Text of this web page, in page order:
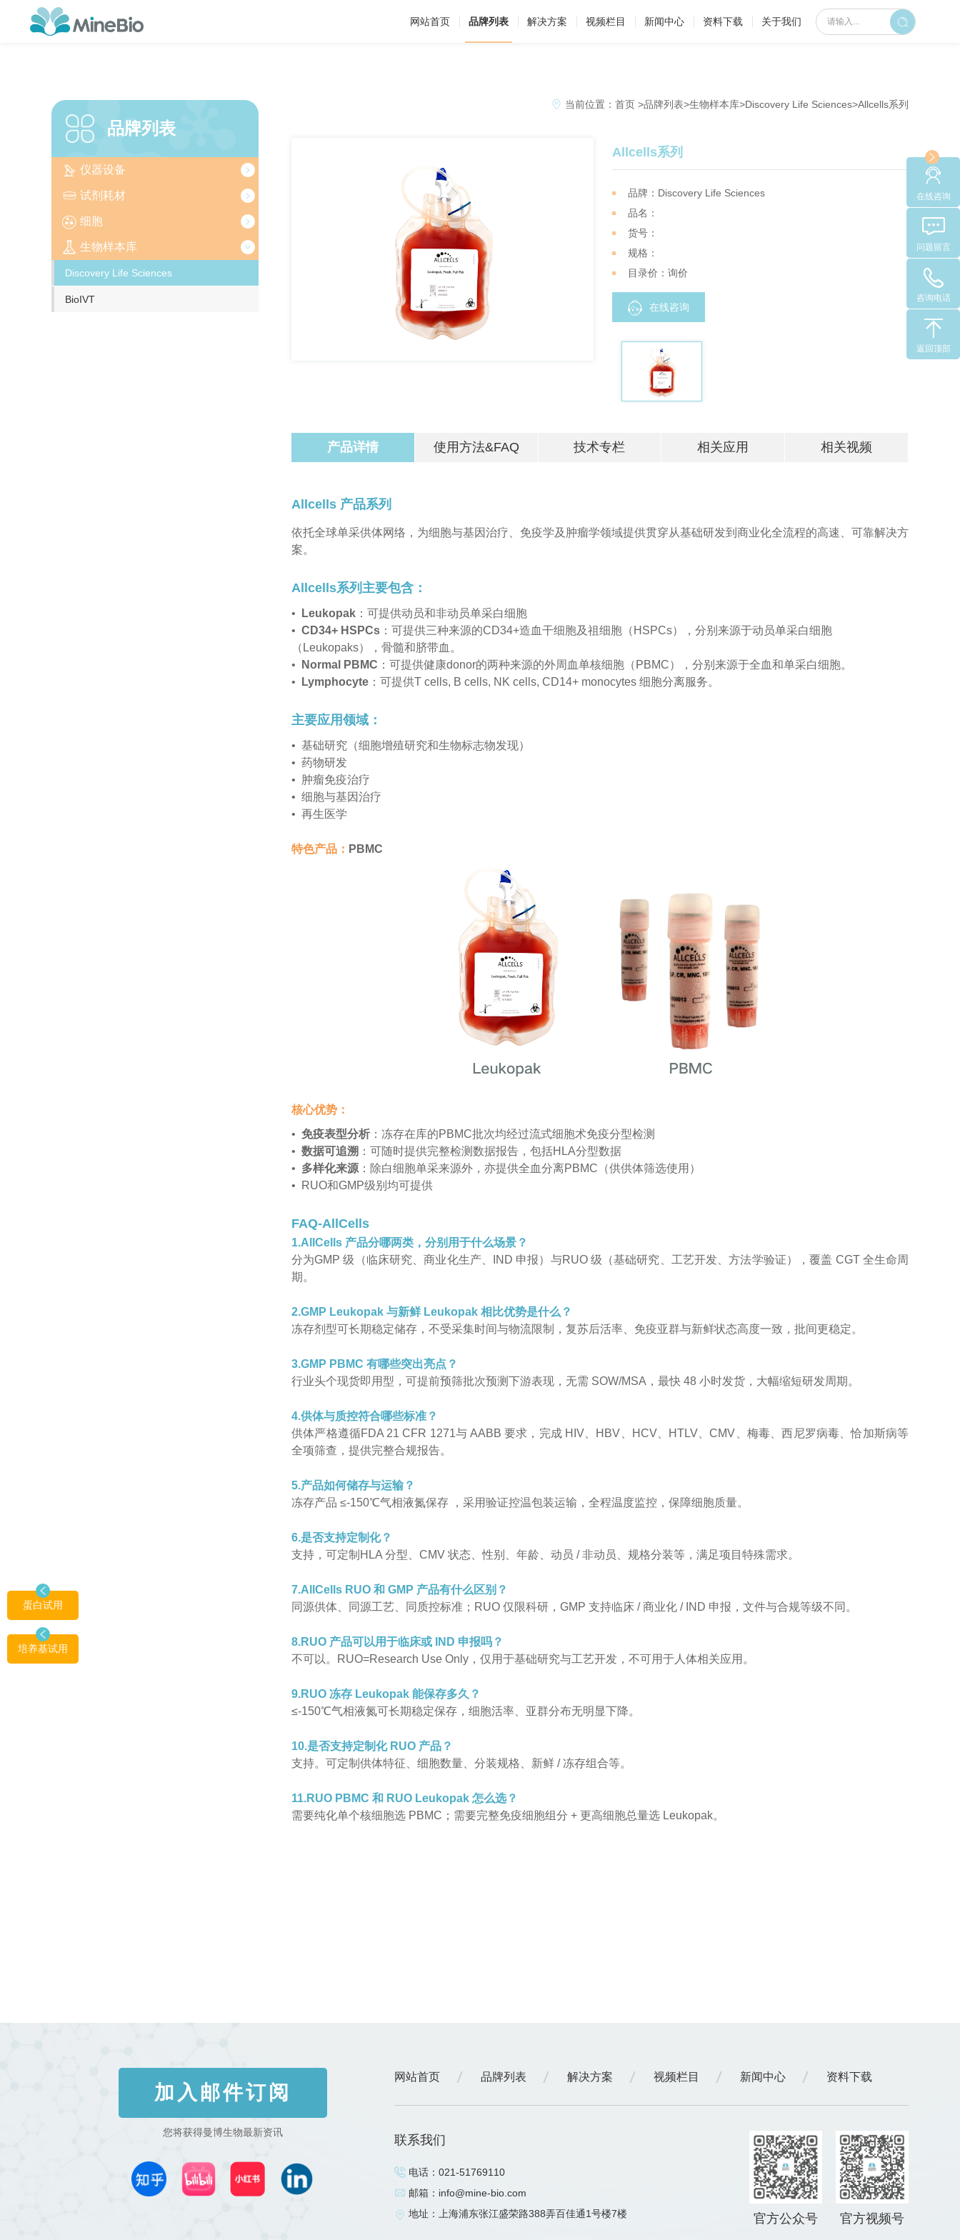
网站首页 品牌列表 解决方案 视频栏目 新闻中心 资料下载 关于我们
品牌列表
仪器设备
试剂耗材
细胞
生物样本库
Discovery Life Sciences
BioIVT
当前位置： 首页 >品牌列表>生物样本库>Discovery Life Sciences>Allcells系列
Allcells系列
品牌：Discovery Life Sciences
品名：
货号：
规格：
目录价：询价
在线咨询
产品详情 使用方法&FAQ 技术专栏 相关应用 相关视频
Allcells 产品系列
依托全球单采供体网络，为细胞与基因治疗、免疫学及肿瘤学领域提供贯穿从基础研发到商业化全流程的高速、可靠解决方
案。
Allcells系列主要包含：
• Leukopak ：可提供动员和非动员单采白细胞
• CD34+ HSPCs ：可提供三种来源的CD34+造血干细胞及祖细胞（HSPCs），分别来源于动员单采白细胞
（Leukopaks），骨髓和脐带血。
•
Normal PBMC ：可提供健康donor的两种来源的外周血单核细胞（PBMC），分别来源于全血和单采白细胞。
•
Lymphocyte ：可提供T cells, B cells, NK cells, CD14+ monocytes 细胞分离服务。
主要应用领域：
• 基础研究（细胞增殖研究和生物标志物发现）
• 药物研发
• 肿瘤免疫治疗
• 细胞与基因治疗
• 再生医学
特色产品： PBMC
核心优势：
• 免疫表型分析 ：冻存在库的PBMC批次均经过流式细胞术免疫分型检测
• 数据可追溯 ：可随时提供完整检测数据报告，包括HLA分型数据
• 多样化来源 ：除白细胞单采来源外，亦提供全血分离PBMC（供供体筛选使用）
• RUO和GMP级别均可提供
FAQ-AllCells
1.AllCells 产品分哪两类，分别用于什么场景？
分为GMP 级（临床研究、商业化生产、IND 申报）与RUO 级（基础研究、工艺开发、方法学验证），覆盖 CGT 全生命周
期。
2.GMP Leukopak 与新鲜 Leukopak 相比优势是什么？
冻存剂型可长期稳定储存，不受采集时间与物流限制，复苏后活率、免疫亚群与新鲜状态高度一致，批间更稳定。
3.GMP PBMC 有哪些突出亮点？
行业头个现货即用型，可提前预筛批次预测下游表现，无需 SOW/MSA，最快 48 小时发货，大幅缩短研发周期。
4.供体与质控符合哪些标准？
供体严格遵循FDA 21 CFR 1271与 AABB 要求，完成 HIV、HBV、HCV、HTLV、CMV、梅毒、西尼罗病毒、恰加斯病等
全项筛查，提供完整合规报告。
5.产品如何储存与运输？
冻存产品 ≤-150℃气相液氮保存 ，采用验证控温包装运输，全程温度监控，保障细胞质量。
6.是否支持定制化？
支持，可定制HLA 分型、CMV 状态、性别、年龄、动员 / 非动员、规格分装等，满足项目特殊需求。
7.AllCells RUO 和 GMP 产品有什么区别？
同源供体、同源工艺、同质控标准；RUO 仅限科研，GMP 支持临床 / 商业化 / IND 申报，文件与合规等级不同。
8.RUO 产品可以用于临床或 IND 申报吗？
不可以。RUO=Research Use Only，仅用于基础研究与工艺开发，不可用于人体相关应用。
9.RUO 冻存 Leukopak 能保存多久？
≤-150℃气相液氮可长期稳定保存，细胞活率、亚群分布无明显下降。
10.是否支持定制化 RUO 产品？
支持。可定制供体特征、细胞数量、分装规格、新鲜 / 冻存组合等。
11.RUO PBMC 和 RUO Leukopak 怎么选？
需要纯化单个核细胞选 PBMC；需要完整免疫细胞组分 + 更高细胞总量选 Leukopak。
加入邮件订阅
您将获得曼博生物最新资讯
网站首页 品牌列表 解决方案 视频栏目 新闻中心 资料下载
联系我们
电话： 021-51769110
邮箱： info@mine-bio.com
地址：上海浦东张江盛荣路388弄百佳通1号楼7楼
官方视频号
官方公众号
在线咨询
问题留言
咨询电话
返回顶部
蛋白试用
培养基试用